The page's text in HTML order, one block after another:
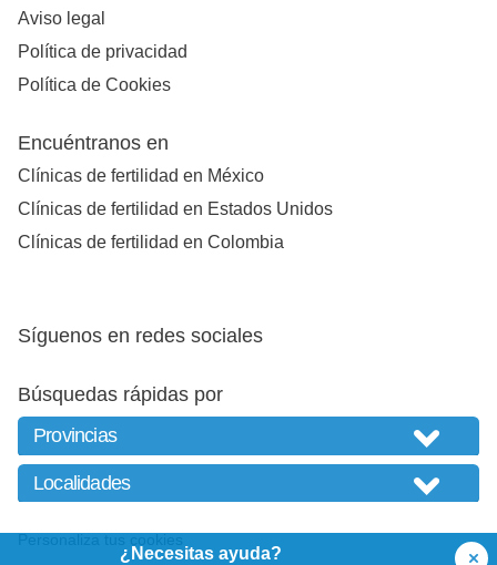
¿Necesitas ayuda?
Aviso legal
Política de privacidad
Política de Cookies
Encuéntranos en
Clínicas de fertilidad en México
Clínicas de fertilidad en Estados Unidos
Clínicas de fertilidad en Colombia
Síguenos en redes sociales
Búsquedas rápidas por